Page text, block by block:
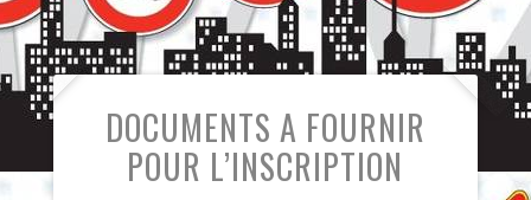
DOCUMENTS A FOURNIR
POUR L’INSCRIPTION